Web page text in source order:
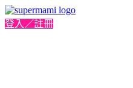
登入／註冊